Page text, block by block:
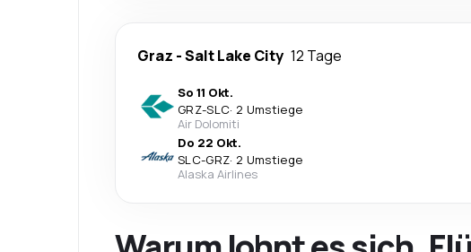
Graz -Salt Lake City 12 Tage
So 11 Okt.
GRZ-SLC· 2 Umstiege
Air Dolomiti
Do 22 Okt.
SLC-GRZ· 2 Umstiege
Alaska Airlines